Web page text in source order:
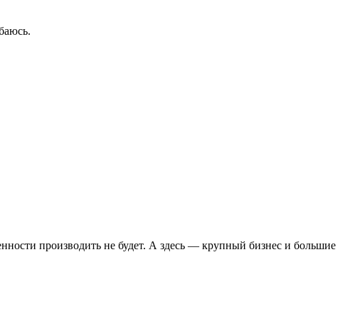
производить не будет. А здесь — крупный бизнес и большие